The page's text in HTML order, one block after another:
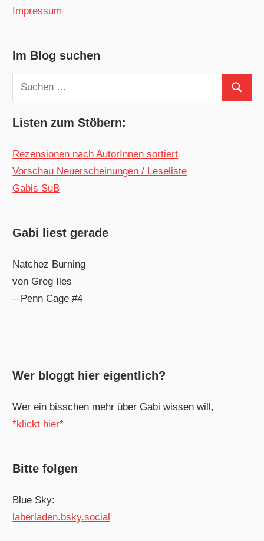
Impressum
Im Blog suchen
Suchen
nach:
Suchen
Listen zum Stöbern:
Rezensionen nach AutorInnen sortiert
Vorschau Neuerscheinungen / Leseliste
Gabis SuB
Gabi liest gerade
Natchez Burning
von Greg Iles
– Penn Cage #4
Wer bloggt hier eigentlich?
Wer ein bisschen mehr über Gabi wissen will,
*klickt hier*
Bitte folgen
Blue Sky:
laberladen.bsky.social